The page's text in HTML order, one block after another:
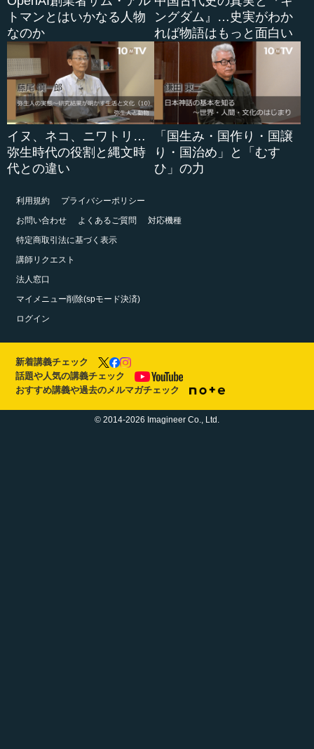
トマンとはいかなる人物
なのか
ングダム』…史実がわか
れば物語はもっと面白い
イヌ、ネコ、ニワトリ…
弥生時代の役割と縄文時
代との違い
「国生み・国作り・国譲
り・国治め」と「むす
ひ」の力
利用規約
プライバシーポリシー
お問い合わせ
よくあるご質問
対応機種
特定商取引法に基づく表示
講師リクエスト
法人窓口
マイメニュー削除(spモード決済)
ログイン
新着講義チェック
話題や人気の講義チェック
おすすめ講義や過去のメルマガチェック
© 2014-2026 Imagineer Co., Ltd.